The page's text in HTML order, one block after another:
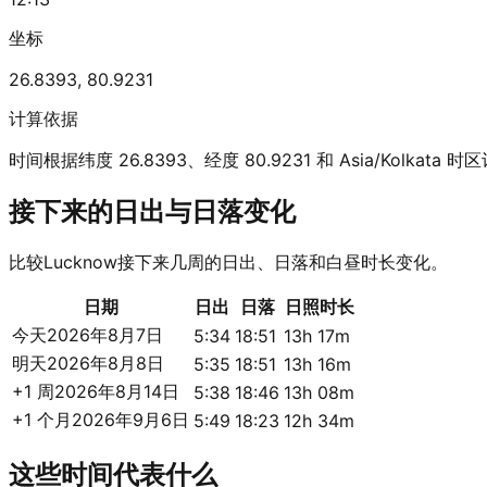
坐标
26.8393, 80.9231
计算依据
时间根据纬度 26.8393、经度 80.9231 和 Asia/Kolkata 时区
接下来的日出与日落变化
比较Lucknow接下来几周的日出、日落和白昼时长变化。
日期 日出 日落
日照时长
今天2026年8月7日 5:34 18:51 13h 17m
明天2026年8月8日 5:35 18:51 13h 16m
+1 周2026年8月14日 5:38 18:46 13h 08m
+1 个月 2026年9月6日 5:49 18:23 12h 34m
这些时间代表什么